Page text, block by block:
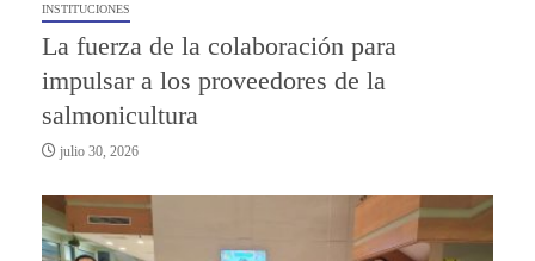
INSTITUCIONES
La fuerza de la colaboración para
impulsar a los proveedores de la
salmonicultura
julio 30, 2026